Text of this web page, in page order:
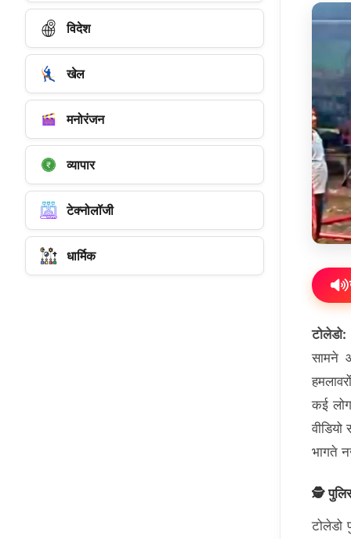
टोलेडो:
सामने
कई
भागते
🕵️ पुलिस
टोलेडो
विदेश
खेल
मनोरंजन
व्यापार
टेक्नोलॉजी
धार्मिक